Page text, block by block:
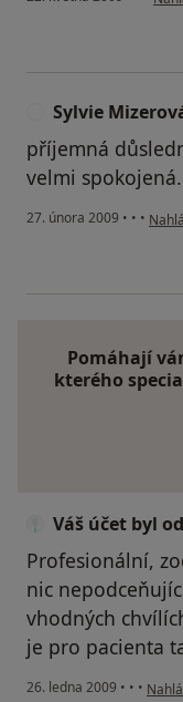
Sylvie
příjemná
velmi spokojená.
27. února 2009 • • •
Pomáhají
kterého
Váš účet byl
Profesionální,
nic
vhodných
je pro pacienta
26. ledna 2009 • • •